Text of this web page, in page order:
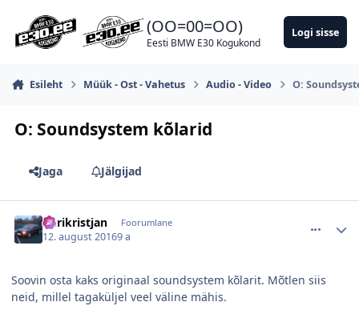
(OO=00=OO)
Eesti BMW E30 Kogukond
Logi sisse
Esileht Müük - Ost - Vahetus Audio - Video O:
O: Soundsystem kõlarid
Jaga Jälgijad
kurikristjan Foorumlane
12. august 20169 a
Soovin osta kaks originaal soundsystem kõlarit. Mõtlen siis
neid, millel tagaküljel veel väline mähis.